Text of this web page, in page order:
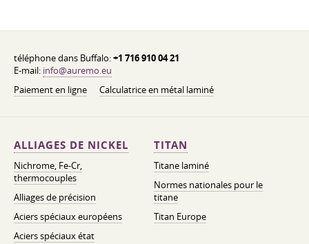
téléphone dans Buffalo:+1 716 910 04 21
E-mail: info@auremo.eu
Paiement en ligne
Calculatrice en métal laminé
ALLIAGES DE NICKEL
Nichrome, Fe-Cr,
thermocouples
Alliages de précision
Aciers spéciaux européens
Aciers spéciaux état
TITAN
Titane laminé
Normes nationales pour le
titane
Titan Europe